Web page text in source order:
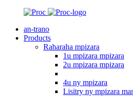
an-trano
Products
Raharaha mpizara
1u mpizara mpizara
2u mpizara mpizara
4u ny mpizara
Lisitry ny mpizara